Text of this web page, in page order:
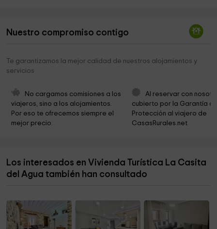
Municipio de Torreperogil 7,6 km
SKATE PARK LA CARRERA 7,6 km
Ermita de la Virgen de la Misericordia 8,2 km
8,2 km
Cementerio Municipal
Nuestro compromiso contigo
Te garantizamos la mejor calidad de nuestros alojamientos y
servicios
No cargamos comisiones a los
viajeros, sino a los alojamientos.
Por eso te ofrecemos siempre el
mejor precio.
Al reservar con
cubierto por la Garantía
Protección al viajero de
CasasRurales.net
Los interesados en Vivienda Turística La Casita
del Agua también han consultado